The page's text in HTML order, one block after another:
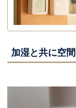
加湿と共に空